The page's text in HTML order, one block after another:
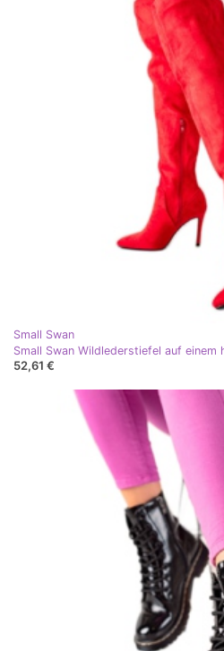
Small Swan
Small Swan Wildlederstiefel auf einem
52,61 €